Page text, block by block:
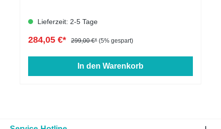
Lieferzeit: 2-5 Tage
284,05 €* 299,00 €* (5% gespart)
In den Warenkorb